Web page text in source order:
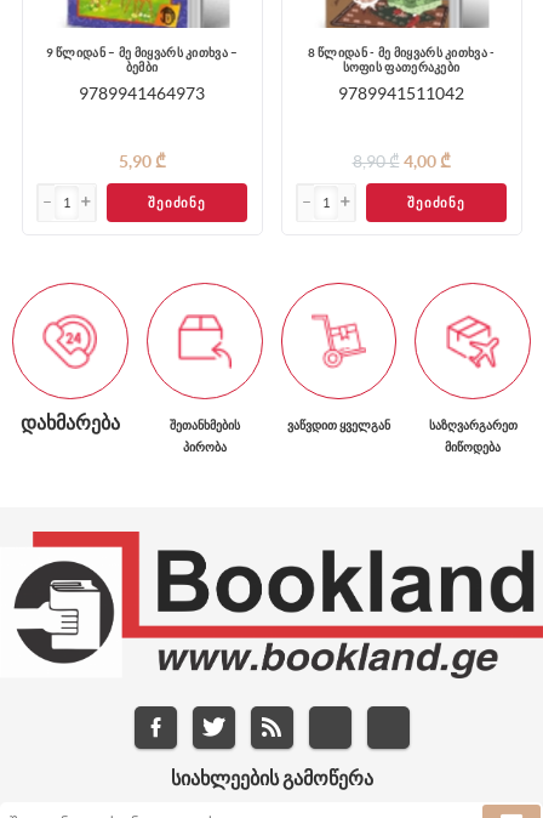
9 წლიდან – მე მიყვარს კითხვა –
ბემბი
9789941464973
5,90 ₾
ᲨᲔᲘᲫᲘᲜᲔ
8 წლიდან - მე მიყვარს კითხვა -
სოფის ფათერაკები
9789941511042
8,90 ₾ 4,00 ₾
ᲨᲔᲘᲫᲘᲜᲔ
ᲓᲐᲮᲛᲐᲠᲔᲑᲐ
ᲨᲔᲗᲐᲜᲮᲛᲔᲑᲘᲡ
ᲞᲘᲠᲝᲑᲐ
ᲕᲐᲬᲕᲓᲘᲗ ᲧᲕᲔᲚᲒᲐᲜ
ᲡᲐᲖᲦᲕᲐᲠᲒᲐᲠᲔᲗ
ᲛᲘᲬᲝᲓᲔᲑᲐ
ᲡᲘᲐᲮᲚᲔᲔᲑᲘᲡ ᲒᲐᲛᲝᲬᲔᲠᲐ